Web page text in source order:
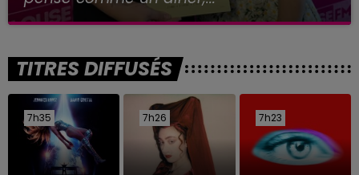
TITRES DIFFUSÉS
7h35
7h35 7h26
7h26 7h23
7h23